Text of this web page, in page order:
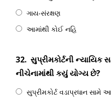
ગાય-સંરક્ષણ
આમાંથી કોઈ નહિ
32. સુપ્રીમકોર્ટની ન્યાયિક
નીચેનામાંથી કયું યોગ્ય છે?
સુપ્રીમકોર્ટ વડાપ્રધાન સામે